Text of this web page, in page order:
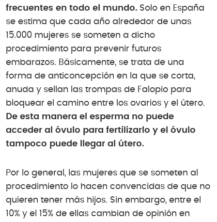
frecuentes en todo el mundo. Solo en España
se estima que cada año alrededor de unas
15.000 mujeres se someten a dicho
procedimiento para prevenir futuros
embarazos. Básicamente, se trata de una
forma de anticoncepción en la que se corta,
anuda y sellan las trompas de Falopio para
bloquear el camino entre los ovarios y el útero.
De esta manera el esperma no puede
acceder al óvulo para fertilizarlo y el óvulo
tampoco puede llegar al útero.
Por lo general, las mujeres que se someten al
procedimiento lo hacen convencidas de que no
quieren tener más hijos. Sin embargo, entre el
10% y el 15% de ellas cambian de opinión en